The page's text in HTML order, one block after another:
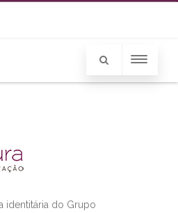
identitária do Grupo